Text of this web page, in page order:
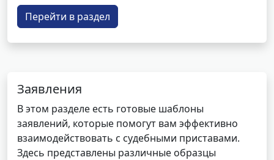
Перейти в раздел
Заявления
В этом разделе есть готовые шаблоны
заявлений, которые помогут вам эффективно
взаимодействовать с судебными приставами.
Здесь представлены различные образцы